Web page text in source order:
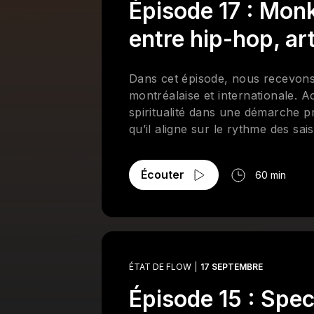
Épisode 17 :
entre hip-hop,
Dans cet épisode, nous
montréalaise et internationale.
spiritualité dans une démarche
qu’il aligne sur le rythme des
projets artistiques et
locales et de ses actions
vision de la liberté créative et
multisyllabique, où la voix
pour ce moment d’authenticité
Écouter 60 min
ÉTAT DE FLOW 17 SEPTEMBRE
Épisode 15 :